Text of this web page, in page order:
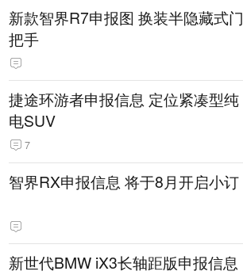
新款智界R7申报图 换装半隐藏式门
把手
捷途环游者申报信息 定位紧凑型纯
电SUV
7
智界RX申报信息 将于8月开启小订
新世代BMW iX3长轴距版申报信息